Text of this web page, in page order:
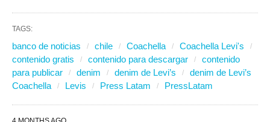
TAGS:
banco de noticias chile Coachella
Coachella Levi's
contenido gratis
contenido para descargar
contenido
para publicar
denim denim de Levi’s
denim de Levi’s
Coachella
Levis Press Latam PressLatam